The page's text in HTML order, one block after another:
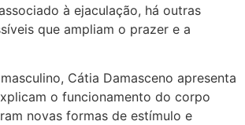
à ejaculação, há outras
que ampliam o prazer e a
Cátia Damasceno apresenta
o funcionamento do corpo
novas formas de estímulo e